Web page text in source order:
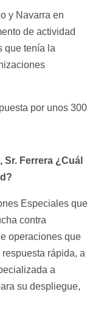
y Navarra en
de actividad
que tenía la
por unos 300
Sr. Ferrera ¿Cuál
Especiales que
contra
operaciones que
rápida, a
a
su despliegue,